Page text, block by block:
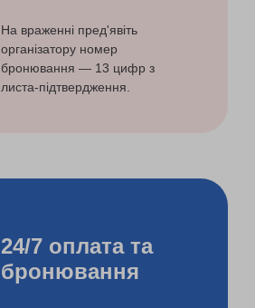
На враженні пред'явіть
організатору номер
бронювання — 13 цифр з
листа-підтвердження.
24/7 оплата та
бронювання